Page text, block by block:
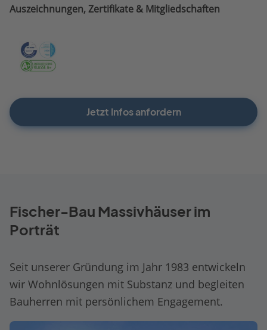
Auszeichnungen, Zertifikate & Mitgliedschaften
Jetzt Infos anfordern
Fischer-Bau Massivhäuser im
Porträt
Seit unserer Gründung im Jahr 1983 entwickeln
wir Wohnlösungen mit Substanz und begleiten
Bauherren mit persönlichem Engagement.